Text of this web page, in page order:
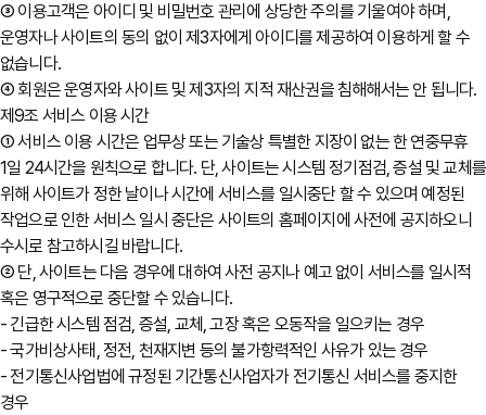
③ 이용고객은 아이디 및 비밀번호 관리에 상당한 주의를 기울여야 하며,
운영자나 사이트의 동의 없이 제3자에게 아이디를 제공하여 이용하게 할 수
없습니다.
④ 회원은 운영자와 사이트 및 제3자의 지적 재산권을 침해해서는 안 됩니다.
제9조 서비스 이용 시간
① 서비스 이용 시간은 업무상 또는 기술상 특별한 지장이 없는 한 연중무휴
1일 24시간을 원칙으로 합니다. 단, 사이트는 시스템 정기점검, 증설 및 교체를
위해 사이트가 정한 날이나 시간에 서비스를 일시중단 할 수 있으며 예정된
작업으로 인한 서비스 일시 중단은 사이트의 홈페이지에 사전에 공지하오니
수시로 참고하시길 바랍니다.
② 단, 사이트는 다음 경우에 대하여 사전 공지나 예고 없이 서비스를 일시적
혹은 영구적으로 중단할 수 있습니다.
- 긴급한 시스템 점검, 증설, 교체, 고장 혹은 오동작을 일으키는 경우
- 국가비상사태, 정전, 천재지변 등의 불가항력적인 사유가 있는 경우
- 전기통신사업법에 규정된 기간통신사업자가 전기통신 서비스를 중지한
경우